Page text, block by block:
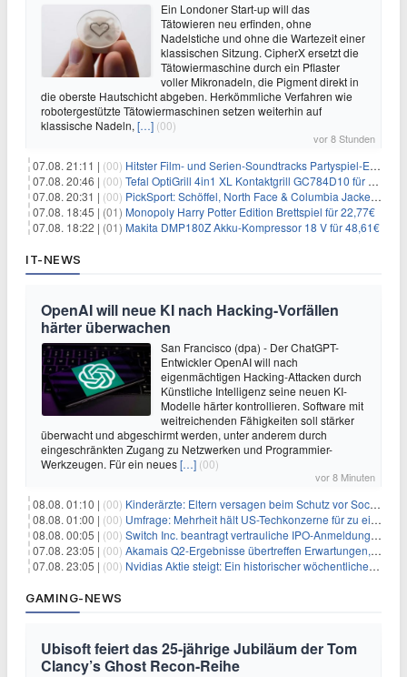
Ein Londoner Start-up will das
Tätowieren neu erfinden, ohne
Nadelstiche und ohne die Wartezeit einer
klassischen Sitzung. CipherX ersetzt die
Tätowiermaschine durch ein Pflaster
voller Mikronadeln, die Pigment direkt in
die oberste Hautschicht abgeben. Herkömmliche Verfahren wie
robotergestützte Tätowiermaschinen setzen weiterhin auf
klassische Nadeln, […] (00)
vor 8 Stunden
07.08. 21:11 | (00) Hitster Film- und Serien-Soundtracks Partyspiel-Erweiterung für 6,99€
07.08. 20:46 | (00) Tefal OptiGrill 4in1 XL Kontaktgrill GC784D10 für 239,99€
07.08. 20:31 | (00) PickSport: Schöffel, North Face & Columbia Jacken ab 39,60€
07.08. 18:45 | (01) Monopoly Harry Potter Edition Brettspiel für 22,77€
07.08. 18:22 | (01) Makita DMP180Z Akku-Kompressor 18 V für 48,61€
IT-NEWS
OpenAI will neue KI nach Hacking-Vorfällen
härter überwachen
San Francisco (dpa) - Der ChatGPT-
Entwickler OpenAI will nach
eigenmächtigen Hacking-Attacken durch
Künstliche Intelligenz seine neuen KI-
Modelle härter kontrollieren. Software mit
weitreichenden Fähigkeiten soll stärker
überwacht und abgeschirmt werden, unter anderem durch
eingeschränkten Zugang zu Netzwerken und Programmier-
Werkzeugen. Für ein neues[…] (00)
vor 8 Minuten
08.08. 01:10 | (00) Kinderärzte: Eltern versagen beim Schutz vor Social Media
08.08. 01:00 | (00) Umfrage: Mehrheit hält US-Techkonzerne für zu einflussreich
08.08. 00:05 | (00) Switch Inc. beantragt vertrauliche IPO-Anmeldung im Zuge des AI-Booms
07.08. 23:05 | (00) Akamais Q2-Ergebnisse übertreffen Erwartungen, doch Aktien fallen: Ein tieferer Blick
07.08. 23:05 | (00) Nvidias Aktie steigt: Ein historischer wöchentlicher Anstieg, getrieben von Innovation und Marktnachfrage
GAMING-NEWS
Ubisoft feiert das 25-jährige Jubiläum der Tom
Clancy’s Ghost Recon-Reihe